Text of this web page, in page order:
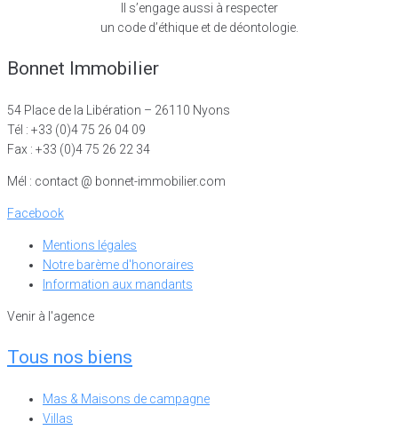
Il s’engage aussi à respecter
un code d’éthique et de déontologie.
Bonnet Immobilier
54 Place de la Libération – 26110 Nyons
Tél : +33 (0)4 75 26 04 09
Fax : +33 (0)4 75 26 22 34
Mél : contact @ bonnet-immobilier.com
Facebook
Mentions légales
Notre barème d'honoraires
Information aux mandants
Venir à l'agence
Tous nos biens
Mas & Maisons de campagne
Villas